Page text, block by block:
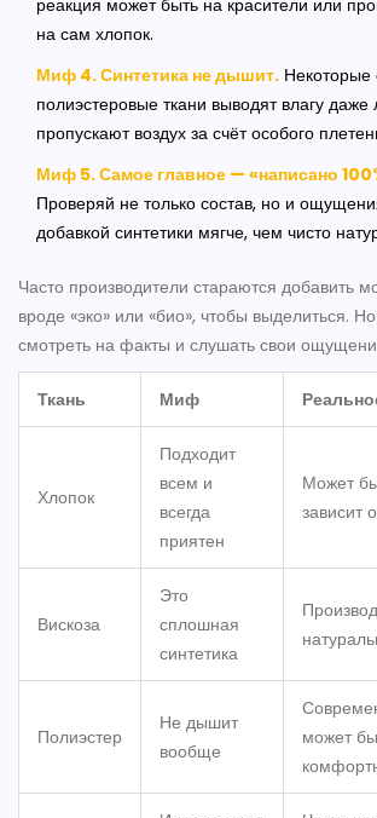
реакция может быть на красители или
на сам хлопок.
Миф 4. Синтетика не дышит.
полиэстеровые ткани выводят влагу
пропускают воздух за счёт особого
Миф 5. Самое главное — «написано
Проверяй не только состав, но и
добавкой синтетики мягче, чем чисто
Часто производители стараются добавить
вроде «эко» или «био», чтобы выделиться.
смотреть на факты и слушать свои
Ткань Миф
Хлопок
Подходит
всем и
всегда
приятен
Может
зависит
Вискоза
Это
сплошная
синтетика
Полиэстер
Не дышит
вообще
может